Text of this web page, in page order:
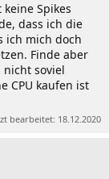
Spikes
dass ich die
ich mich doch
Finde aber
nicht soviel
CPU kaufen ist
bearbeitet: 18.12.2020